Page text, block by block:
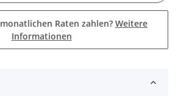
Raten zahlen? Weitere
Informationen